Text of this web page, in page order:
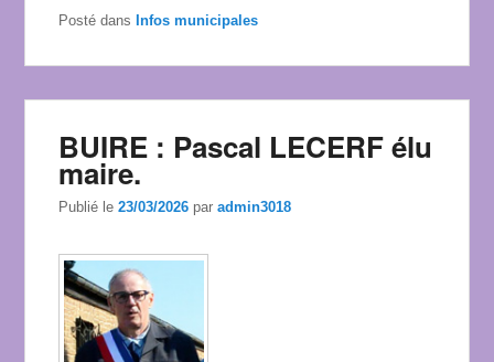
Posté dans Infos municipales
BUIRE : Pascal LECERF élu
maire.
Publié le23/03/2026 paradmin3018